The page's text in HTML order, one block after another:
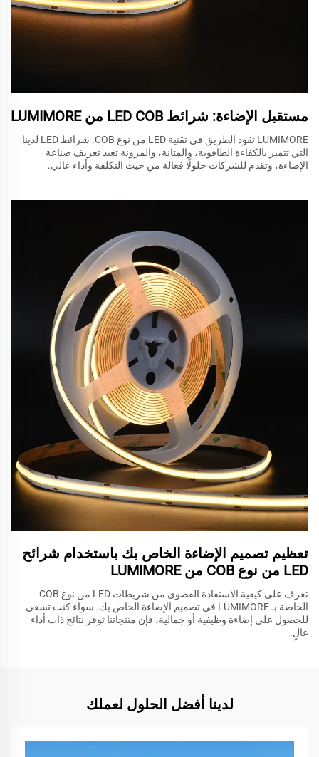
مستقبل الإضاءة: شرائط LED COB من LUMIMORE
LUMIMORE تقود الطريق في تقنية LED من نوع COB. شرائط LED لدينا
التي تتميز بالكفاءة الطاقوية، والمتانة، والمرونة تعيد تعريف صناعة
الإضاءة، وتقدم للشركات حلولًا فعالة من حيث التكلفة وأداء عالي.
تعظيم تصميم الإضاءة الخاص بك باستخدام شرائح
LED من نوع COB من LUMIMORE
تعرف على كيفية الاستفادة القصوى من شريطات LED من نوع COB
الخاصة بـ LUMIMORE في تصميم الإضاءة الخاص بك. سواء كنت تسعى
للحصول على إضاءة وظيفية أو جمالية، فإن منتجاتنا توفر نتائج ذات أداء
عالٍ.
لدينا أفضل الحلول لعملك